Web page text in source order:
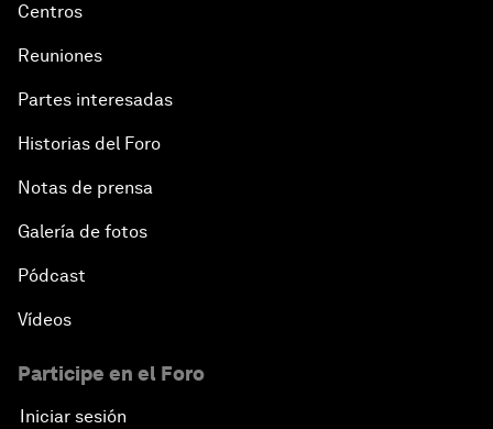
Centros
Reuniones
Partes interesadas
Historias del Foro
Notas de prensa
Galería de fotos
Pódcast
Vídeos
Participe en el Foro
Iniciar sesión